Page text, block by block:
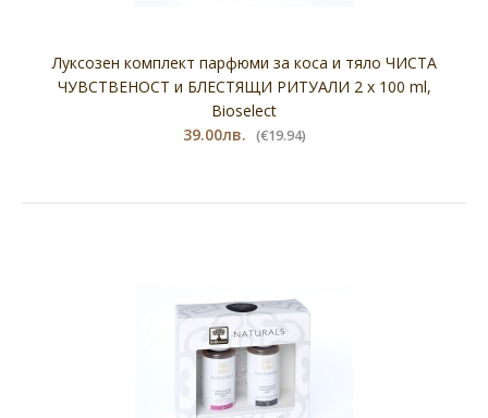
Луксозен комплект парфюми за коса и тяло ЧИСТА
ЧУВСТВЕНОСТ и БЛЕСТЯЩИ РИТУАЛИ 2 х 100 ml,
Bioselect
39.00лв. (€19.94)